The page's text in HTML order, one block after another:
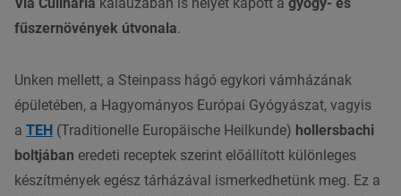
Via Culinaria kalauzában is helyet kapott a gyógy- és
fűszernövények útvonala.
Unken mellett, a Steinpass hágó egykori vámházának
épületében, a Hagyományos Európai Gyógyászat, vagyis
a TEH (Traditionelle Europäische Heilkunde) hollersbachi
boltjában eredeti receptek szerint előállított különleges
készítmények egész tárházával ismerkedhetünk meg. Ez a